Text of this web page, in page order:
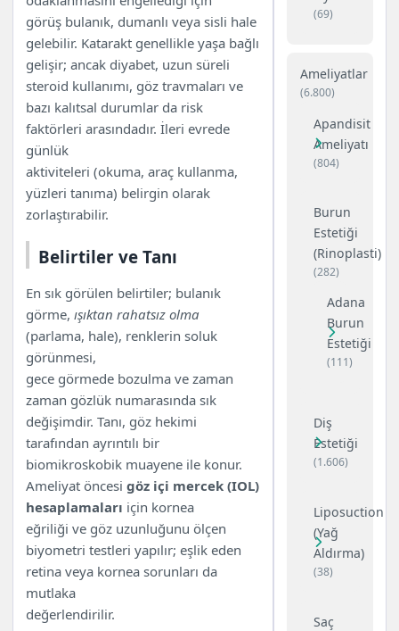
görüş bulanık, dumanlı veya sisli hale
gelebilir. Katarakt genellikle yaşa bağlı
gelişir; ancak diyabet, uzun süreli
steroid kullanımı, göz travmaları ve
bazı kalıtsal durumlar da risk
faktörleri arasındadır. İleri evrede
günlük
aktiviteleri (okuma, araç kullanma,
yüzleri tanıma) belirgin olarak
zorlaştırabilir.
Belirtiler ve Tanı
En sık görülen belirtiler; bulanık
görme,ışıktan rahatsız olma
(parlama, hale), renklerin soluk
görünmesi,
gece görmede bozulma ve zaman
zaman gözlük numarasında sık
değişimdir. Tanı, göz hekimi
tarafından ayrıntılı bir
biomikroskobik muayene ile konur.
Ameliyat öncesigöz içi mercek (IOL)
hesaplamaları için kornea
eğriliği ve göz uzunluğunu ölçen
biyometri testleri yapılır; eşlik eden
retina veya kornea sorunları da
mutlaka
değerlendirilir.
(69)
Ameliyatlar
(6.800)
Apandisit
Ameliyatı
(804)
Burun
Estetiği
(Rinoplasti)
(282)
Adana
Burun
Estetiği
(111)
Diş
Estetiği
(1.606)
Liposuction
(Yağ
Aldırma)
(38)
Saç